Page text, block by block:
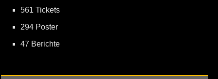
561 Tickets
294 Poster
47 Berichte